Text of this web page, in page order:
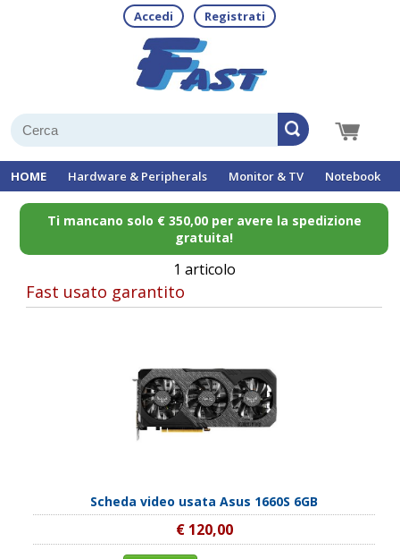
Accedi Registrati
HOME Hardware & Peripherals Monitor & TV Notebook
Ti mancano solo € 350,00 per avere la spedizione
gratuita!
1 articolo
Fast usato garantito
Scheda video usata Asus 1660S 6GB
€ 120,00